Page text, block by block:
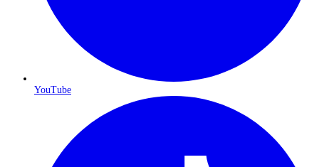
YouTube